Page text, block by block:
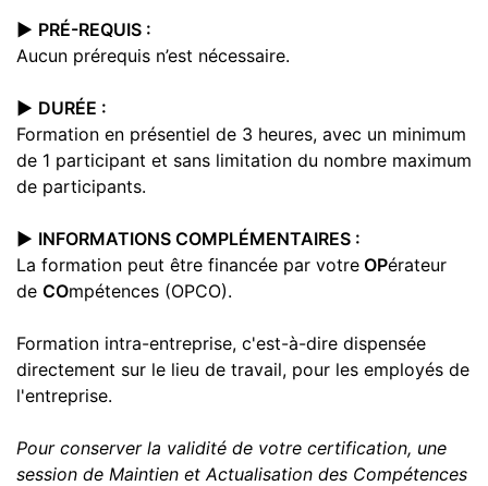
▶️ PRÉ-REQUIS :
Aucun prérequis n’est nécessaire.
▶️ DURÉE :
Formation en présentiel de 3 heures, avec un minimum
de 1 participant et sans limitation du nombre maximum
de participants.
▶️ INFORMATIONS COMPLÉMENTAIRES :
La formation peut être financée par votre OPérateur
de COmpétences (OPCO).
Formation intra-entreprise, c'est-à-dire dispensée
directement sur le lieu de travail, pour les employés de
l'entreprise.
Pour conserver la validité de votre certification, une
session de Maintien et Actualisation des Compétences